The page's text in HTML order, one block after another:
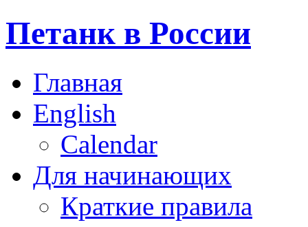
Петанк в России
Главная
English
Calendar
Для начинающих
Краткие правила